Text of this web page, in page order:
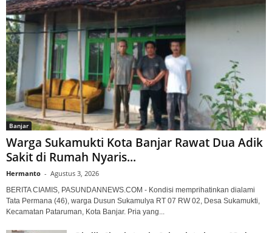
Banjar
Warga Sukamukti Kota Banjar Rawat Dua Adik
Sakit di Rumah Nyaris...
Hermanto - Agustus 3, 2026
BERITA CIAMIS, PASUNDANNEWS.COM - Kondisi memprihatinkan dialami
Tata Permana (46), warga Dusun Sukamulya RT 07 RW 02, Desa Sukamukti,
Kecamatan Pataruman, Kota Banjar. Pria yang...